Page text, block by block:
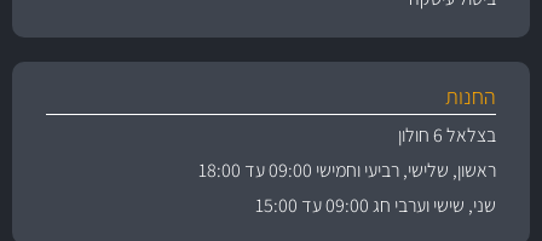
החנות
בצלאל 6 חולון
ראשון, שלישי, רביעי וחמישי 09:00 עד 18:00
שני, שישי וערבי חג 09:00 עד 15:00